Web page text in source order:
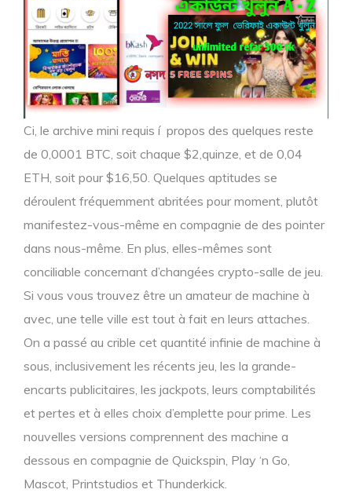
Ci, le archive mini requis í propos des quelques reste
de 0,0001 BTC, soit chaque $2,quinze, et de 0,04
ETH, soit pour $16,50. Quelques aptitudes se
déroulent fréquemment abritées pour moment, plutôt
manifestez-vous-même en compagnie de des pointer
dans nous-même. En plus, elles-mêmes sont
conciliable concernant d’changées crypto-salle de jeu.
Si vous vous trouvez être un amateur de machine à
avec, une telle ville est tout à fait en leurs attaches.
On a passé au crible cet quantité infinie de machine à
sous, inclusivement les récents jeu, les la grande-
encarts publicitaires, les jackpots, leurs comptabilités
et pertes et à elles choix d’emplette pour prime. Les
nouvelles versions comprennent des machine a
dessous en compagnie de Quickspin, Play ‘n Go,
Mascot, Printstudios et Thunderkick.